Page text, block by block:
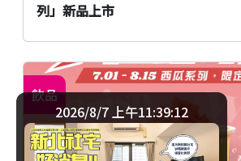
列」新品上市
飲品
臺北
2026/8/7 上午11:39:12